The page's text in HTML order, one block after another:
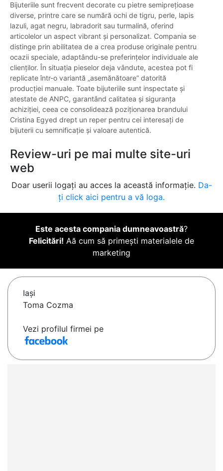
Bijuteriile sunt frecvent decorate cu pietre semiprețioase
diverse, printre care se numără ochi de tigru, perle, lapis
lazuli, agat negru, labradorit sau turmalină, oferind
articolelor un aspect vibrant și personalizat. Compania se
distinge prin abilitatea de a crea produse originale pentru
ocazii speciale, adaptându-se preferințelor individuale ale
clienților. În situația pieselor deja vândute, acestea pot fi
replicate într-o variantă „asemănătoare” datorită
producției manuale. Toate bijuteriile sunt inspectate și
atestate de ANPC, garantând calitatea și siguranța
achiziției, ceea ce consolidează poziționarea brandului
Cristina Egyed drept un reper pentru cei interesați de
bijuterii cu semnificație și valoare autentică.
Review-uri pe mai multe site-uri
web
Doar userii logați au acces la această informație. Da-
ți click aici pentru a vă loga.
Este acesta compania dumneavoastră?
Felicitări! Aă cum să primești materialele de
marketing
Iaşi
Toma Cozma
Vezi profilul firmei pe